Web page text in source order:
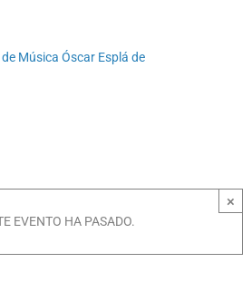
×
EVENTO HA PASADO.